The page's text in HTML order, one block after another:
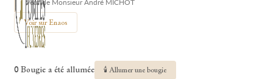
Veuf de Monsieur André MICHOT
Voir sur Enaos
0 Bougie a été allumée 🕯 Allumer une bougie